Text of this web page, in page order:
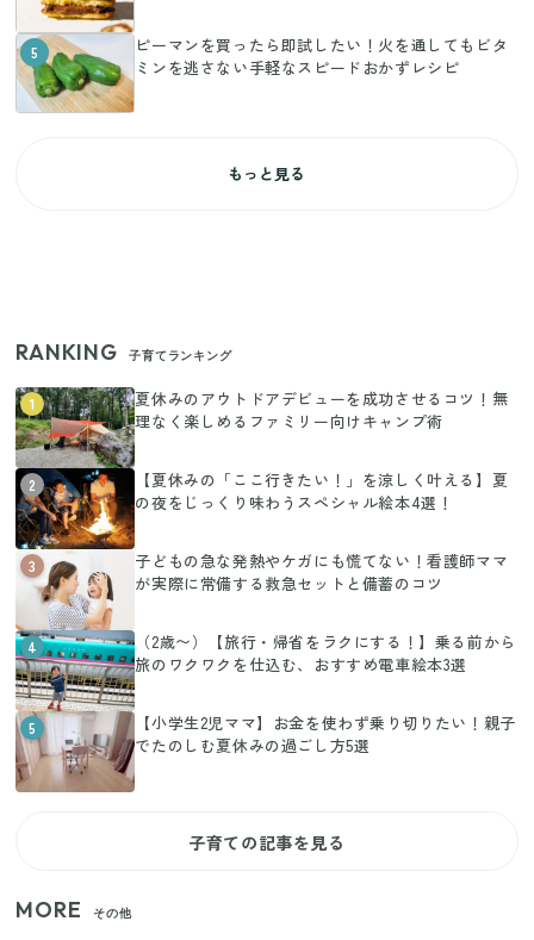
5
ピーマンを買ったら即試したい！火を通してもビタ
ミンを逃さない手軽なスピードおかずレシピ
もっと見る
RANKING 子育てランキング
1
夏休みのアウトドアデビューを成功させるコツ！無
理なく楽しめるファミリー向けキャンプ術
2
【夏休みの「ここ行きたい！」を涼しく叶える】夏
の夜をじっくり味わうスペシャル絵本4選！
3
子どもの急な発熱やケガにも慌てない！看護師ママ
が実際に常備する救急セットと備蓄のコツ
4
（2歳〜）【旅行・帰省をラクにする！】乗る前から
旅のワクワクを仕込む、おすすめ電車絵本3選
5
【小学生2児ママ】お金を使わず乗り切りたい！親子
でたのしむ夏休みの過ごし方5選
子育ての記事を見る
MORE その他